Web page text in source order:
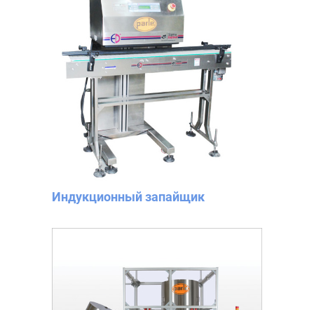
Индукционный запайщик